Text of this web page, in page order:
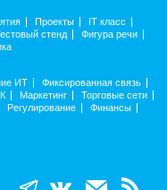
Проекты
IT класс
стенд
Фигура речи
ИТ
Фиксированная связь
Маркетинг
Торговые сети
Регулирование
Финансы